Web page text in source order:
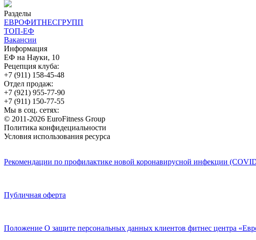
Разделы
ЕВРОФИТНЕСГРУПП
ТОП-ЕФ
Вакансии
Информация
ЕФ на Науки, 10
Рецепция клуба:
+7 (911) 158-45-48
Отдел продаж:
+7 (921) 955-77-90
+7 (911) 150-77-55
Мы в соц. сетях:
© 2011-2026 EuroFitness Group
Политика конфидециальности
Условия использования ресурса
Рекомендации по профилактике новой коронавирусной инфекции
Публичная оферта
Положение О защите персональных данных клиентов фитнес центра